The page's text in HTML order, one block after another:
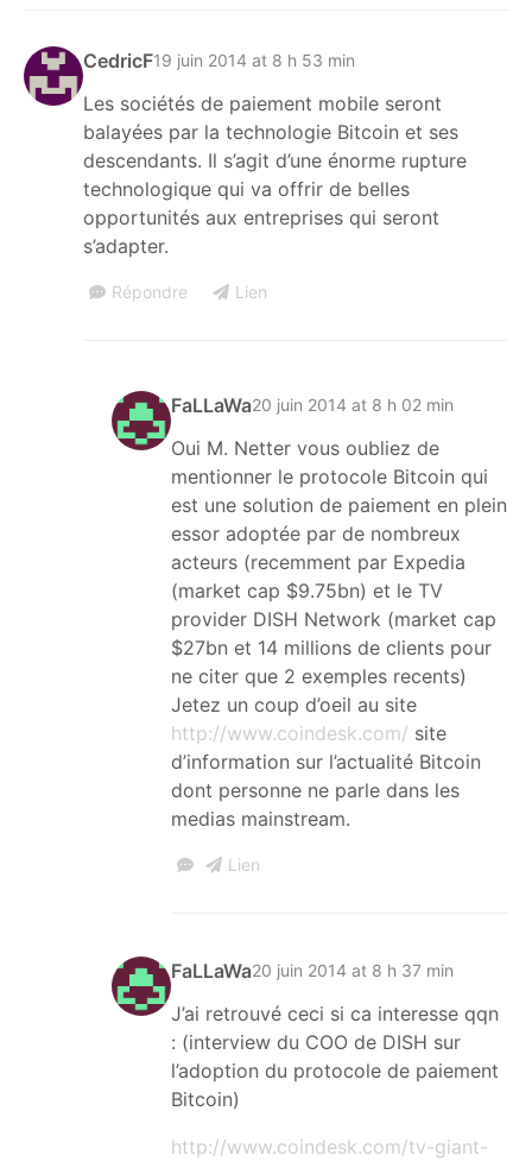
CedricF19 juin 2014 at 8 h 53 min
Les sociétés de paiement mobile seront
balayées par la technologie Bitcoin et ses
descendants. Il s’agit d’une énorme rupture
technologique qui va offrir de belles
opportunités aux entreprises qui seront
s’adapter.
Répondre Lien
FaLLaWa20 juin 2014 at 8 h 02 min
Oui M. Netter vous oubliez de
mentionner le protocole Bitcoin qui
est une solution de paiement en plein
essor adoptée par de nombreux
acteurs (recemment par Expedia
(market cap $9.75bn) et le TV
provider DISH Network (market cap
$27bn et 14 millions de clients pour
ne citer que 2 exemples recents)
Jetez un coup d’oeil au site
http://www.coindesk.com/ site
d’information sur l’actualité Bitcoin
dont personne ne parle dans les
medias mainstream.
Lien
FaLLaWa20 juin 2014 at 8 h 37 min
J’ai retrouvé ceci si ca interesse qqn
: (interview du COO de DISH sur
l’adoption du protocole de paiement
Bitcoin)
http://www.coindesk.com/tv-giant-